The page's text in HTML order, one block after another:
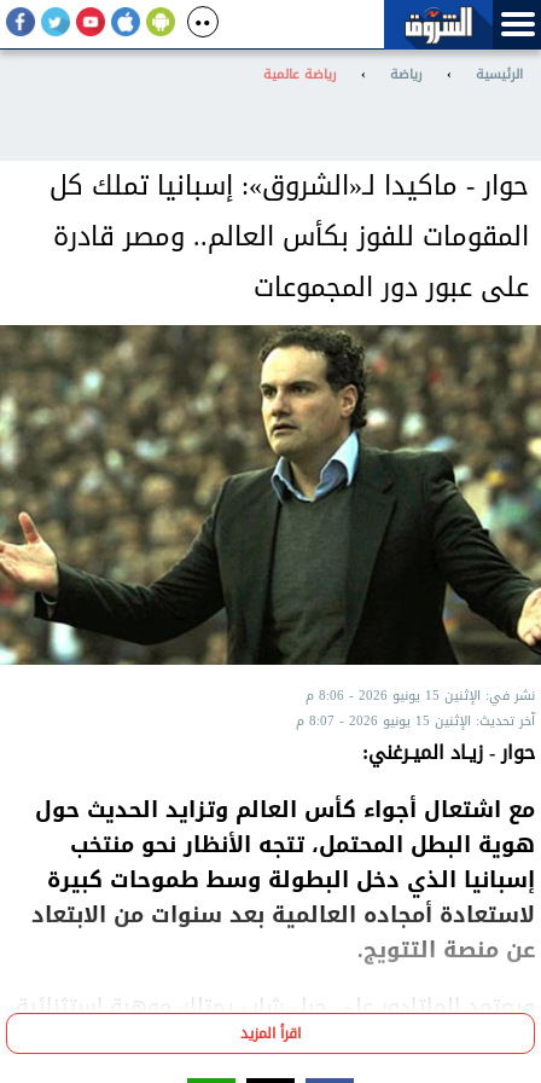
الرئيسية › رياضة › رياضة عالمية
حوار - ماكيدا لـ«الشروق»: إسبانيا تملك كل
المقومات للفوز بكأس العالم.. ومصر قادرة
على عبور دور المجموعات
نشر في: الإثنين 15 يونيو 2026 - 8:06 م
آخر تحديث: الإثنين 15 يونيو 2026 - 8:07 م
حوار - زيـاد الميـرغني:
مع اشتعال أجواء كأس العالم وتزايد الحديث حول
هوية البطل المحتمل، تتجه الأنظار نحو منتخب
إسبانيا الذي دخل البطولة وسط طموحات كبيرة
لاستعادة أمجاده العالمية بعد سنوات من الابتعاد
عن منصة التتويج.
ويعتمد الماتادور على جيل شاب يمتلك موهبة استثنائية،
مدعومًا بعناصر الخبرة والجودة في مختلف الخطوط، وهو
اقرأ المزيد